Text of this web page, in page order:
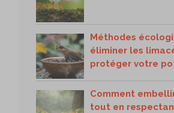
Méthodes
éliminer les
protéger votre
Comment
tout en